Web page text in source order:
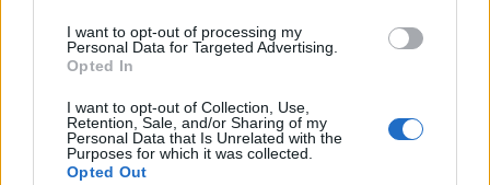
I want to opt-out of processing my
Personal Data for Targeted Advertising.
Opted In
I want to opt-out of Collection, Use,
Retention, Sale, and/or Sharing of my
Personal Data that Is Unrelated with the
Purposes for which it was collected.
Opted Out
Leijonat julkisti ketjut Sveitsi-peliin –
Aleksander Barkov tekee paluun